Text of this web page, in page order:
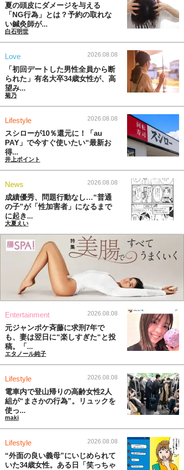
夏の頭皮にダメージを与える
「NG行為」とは？予約の取れな
い鍼灸師が...
白石明世
Love 2026.08.08
「初回デートした男性全員から断
られた」有名大卒34歳女性が、高
望み...
菊乃
Lifestyle 2026.08.08
スシローが10％還元に！「au
PAY」で今すぐ使いたい“最新お
得...
井上ポイント
News 2026.08.08
成績優秀、問題行動なし…“普通
の子”が「性加害者」になるまで
に起き...
大夏えい
Entertainment 2026.08.08
元ジャンポケ斉藤に求刑7年で
も、妻は翌日に“楽しすぎた“と投
稿。「...
エタノール純子
Lifestyle 2026.08.08
電車内で登山帰りの高齢女性2人
組が“まさかの行為”。リュックを
使っ...
maki
Lifestyle 2026.08.08
“外面の良い義母”にいじめられて
いた34歳女性。ある日「笑っちゃ